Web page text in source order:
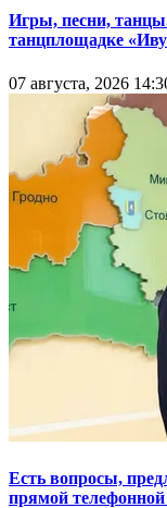
Игры, песни,
танцплощадке
07 августа, 2026
Есть вопросы,
прямой